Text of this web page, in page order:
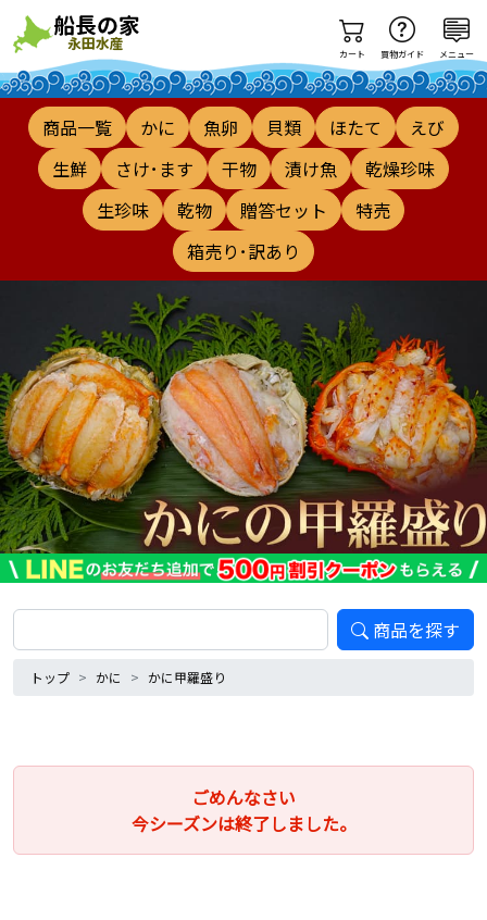
カート 買物ガイド メニュー
商品一覧 かに 魚卵 貝類 ほたて
えび
生鮮
さけ･ます 干物 漬け魚
乾燥珍味
生珍味
乾物 贈答セット
特売
箱売り･訳あり
商品を探す
トップ かに かに甲羅盛り
ごめんなさい
今シーズンは終了しました。